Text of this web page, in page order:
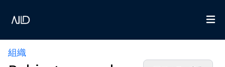
組織